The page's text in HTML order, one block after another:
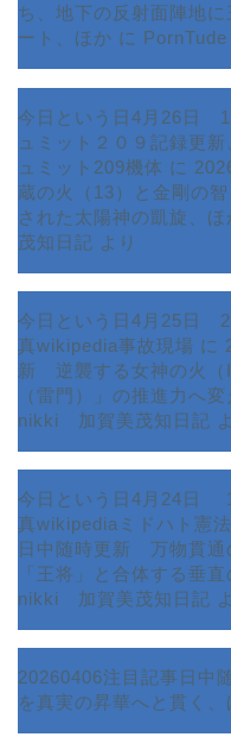
ち、地下の反射面陣地
ート、ほか に PornTude
今日という日4月26日
ュミット２０９記録更
ュミット209機体 に
蔵の火（13）と金剛の
された太陽神の凱旋、
茂知日記 より
今日という日4月25日
真wikipedia事故現場 に
新 逆襲する女神の火
（雷門）」の推進力へ
nikki 加賀美茂知日記
今日という日4月24日
真wikipediaミドハト憲
日中随時更新 万物貫
「王将」と合体する垂
nikki 加賀美茂知日記
20260406注目記事日
を真実の昇華へと貫く、